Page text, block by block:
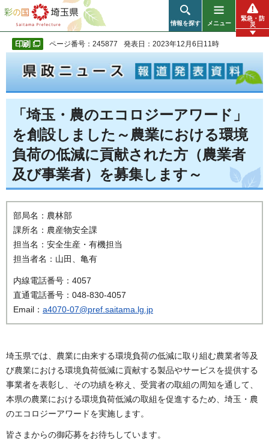
彩の国 埼玉県
情報を探す メニュー
緊急・防
災
ページ番号：245877 発表日：2023年12月6日11時
「埼玉・農のエコロジーアワード」
を創設しました～農業における環境
負荷の低減に貢献された方（農業者
及び事業者）を募集します～
部局名：農林部
課所名：農産物安全課
担当名：安全生産・有機担当
担当者名：山田、亀有
内線電話番号：4057
直通電話番号：048-830-4057
Email： a4070-07@pref.saitama.lg.jp
埼玉県では、農業に由来する環境負荷の低減に取り組む農業者等及
び農業における環境負荷低減に貢献する製品やサービスを提供する
事業者を表彰し、その功績を称え、受賞者の取組の周知を通して、
本県の農業における環境負荷低減の取組を促進するため、埼玉・農
のエコロジーアワードを実施します。
皆さまからの御応募をお待ちしています。